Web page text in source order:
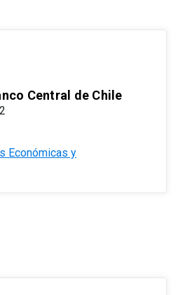
Central de Chile
Económicas y